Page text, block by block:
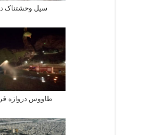
سیل وحشتناک
طاووس دروازه